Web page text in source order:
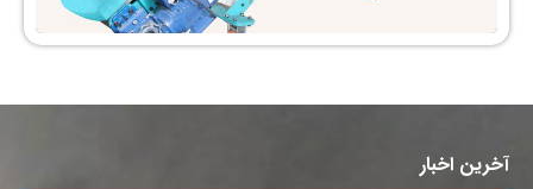
آخرین اخبار